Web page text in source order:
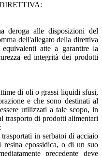
deroga alle disposizioni del
dell'allegato della direttiva
atte a garantire la
ed integrità dei prodotti
di oli o grassi liquidi sfusi,
e che sono destinati al
utilizzati a tale scopo, in
trasporto di prodotti alimentari
in serbatoi di acciaio
epossidica, o di un suo
precedente deve